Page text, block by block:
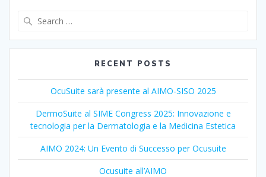
RECENT POSTS
OcuSuite sarà presente al AIMO-SISO 2025
DermoSuite al SIME Congress 2025: Innovazione e
tecnologia per la Dermatologia e la Medicina Estetica
AIMO 2024: Un Evento di Successo per Ocusuite
Ocusuite all’AIMO